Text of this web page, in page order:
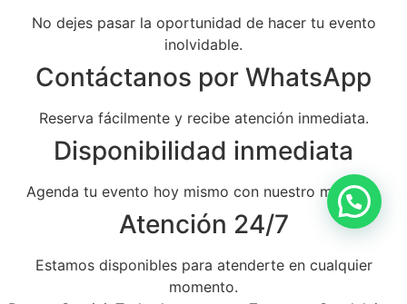
No dejes pasar la oportunidad de hacer tu evento
inolvidable.
Contáctanos por WhatsApp
Reserva fácilmente y recibe atención inmediata.
Disponibilidad inmediata
Agenda tu evento hoy mismo con nuestro mariachi.
Atención 24/7
Estamos disponibles para atenderte en cualquier
momento.